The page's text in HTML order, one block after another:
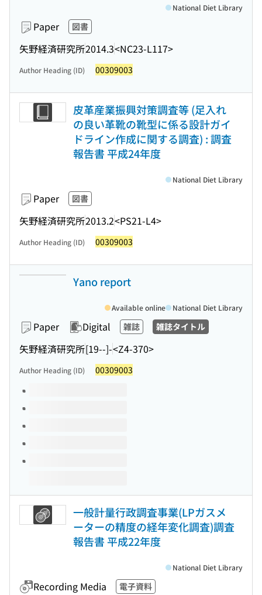
Paper 図書
矢野経済研究所2014.3<NC23-L117>
National Diet Library
Author Heading (ID) 00309003
皮革産業振興対策調査等 (足入れ
の良い革靴の靴型に係る設計ガイ
ドライン作成に関する調査) : 調査
報告書 平成24年度
Paper 図書
矢野経済研究所2013.2<PS21-L4>
National Diet Library
Author Heading (ID) 00309003
Yano report
Paper Digital 雑誌 雑誌タイトル
矢野経済研究所[19--]-<Z4-370>
Available online National Diet Library
Author Heading (ID) 00309003
Volumes of this title
一般計量行政調査事業(LPガスメ
ーターの精度の経年変化調査)調査
報告書 平成22年度
Recording Media 電子資料
National Diet Library